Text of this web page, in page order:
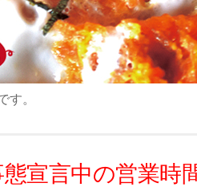
す。
態宣言中の営業時